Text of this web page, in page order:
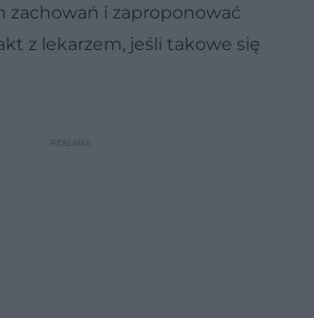
zachowań i zaproponować
z lekarzem, jeśli takowe się